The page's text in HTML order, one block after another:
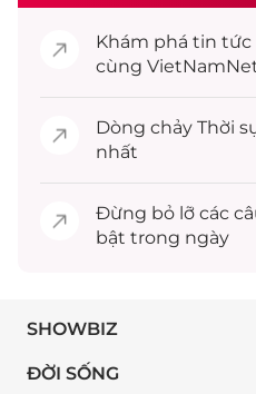
Khám phá tin tức
cùng
Dòng chảy Thời
nhất
Đừng bỏ lỡ các
bật trong ngày
SHOWBIZ
ĐỜI SỐNG